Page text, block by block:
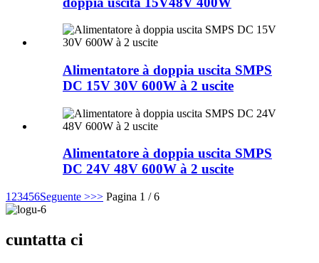
Alimentatore à doppia uscita SMPS
DC 15V 30V 600W à 2 uscite
Alimentatore à doppia uscita SMPS
DC 24V 48V 600W à 2 uscite
1 23456Seguente >>> Pagina 1 / 6
cuntatta ci